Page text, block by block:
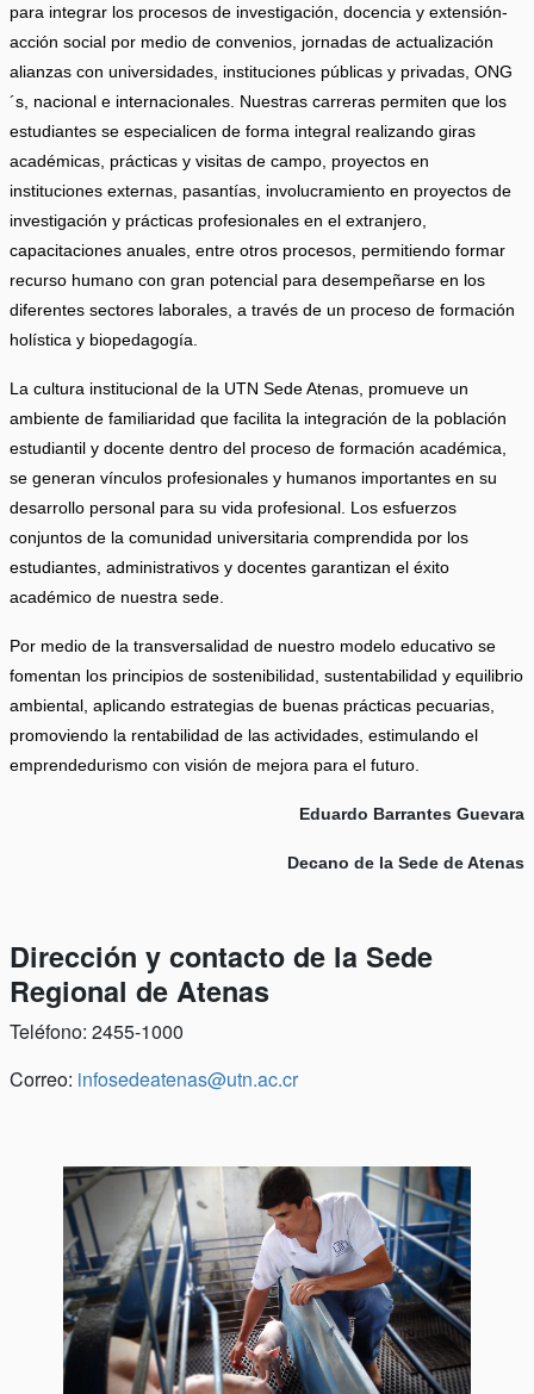
para integrar los procesos de investigación, docencia y extensión-
acción social por medio de convenios, jornadas de actualización
alianzas con universidades, instituciones públicas y privadas, ONG
´s, nacional e internacionales. Nuestras carreras permiten que los
estudiantes se especialicen de forma integral realizando giras
académicas, prácticas y visitas de campo, proyectos en
instituciones externas, pasantías, involucramiento en proyectos de
investigación y prácticas profesionales en el extranjero,
capacitaciones anuales, entre otros procesos, permitiendo formar
recurso humano con gran potencial para desempeñarse en los
diferentes sectores laborales, a través de un proceso de formación
holística y biopedagogía.
La cultura institucional de la UTN Sede Atenas, promueve un
ambiente de familiaridad que facilita la integración de la población
estudiantil y docente dentro del proceso de formación académica,
se generan vínculos profesionales y humanos importantes en su
desarrollo personal para su vida profesional. Los esfuerzos
conjuntos de la comunidad universitaria comprendida por los
estudiantes, administrativos y docentes garantizan el éxito
académico de nuestra sede.
Por medio de la transversalidad de nuestro modelo educativo se
fomentan los principios de sostenibilidad, sustentabilidad y equilibrio
ambiental, aplicando estrategias de buenas prácticas pecuarias,
promoviendo la rentabilidad de las actividades, estimulando el
emprendedurismo con visión de mejora para el futuro.
Eduardo Barrantes Guevara
Decano de la Sede de Atenas
Dirección y contacto de la Sede
Regional de Atenas
Teléfono: 2455-1000
Correo: infosedeatenas@utn.ac.cr